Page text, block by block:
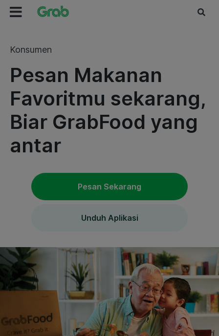
Konsumen
Pesan Makanan
Favoritmu sekarang,
Biar GrabFood yang
antar
Pesan Sekarang
Unduh Aplikasi